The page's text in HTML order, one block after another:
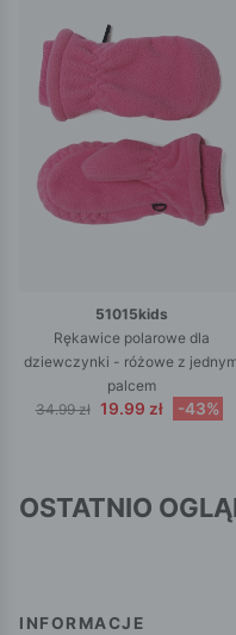
51015kids
Rękawice polarowe dla
dziewczynki - różowe z
palcem
34.99 zł 19.99 zł -43%
OSTATNIO
INFORMACJE